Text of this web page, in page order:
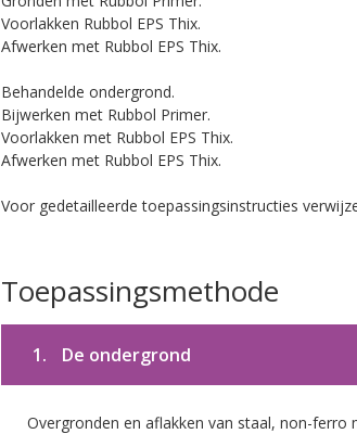
Voorlakken Rubbol EPS Thix.
Afwerken met Rubbol EPS Thix.
Behandelde ondergrond.
Bijwerken met Rubbol Primer.
Voorlakken met Rubbol EPS Thix.
Afwerken met Rubbol EPS Thix.
Voor gedetailleerde toepassingsinstructies
Toepassingsmethode
1. De ondergrond
Overgronden en aflakken van staal, non-